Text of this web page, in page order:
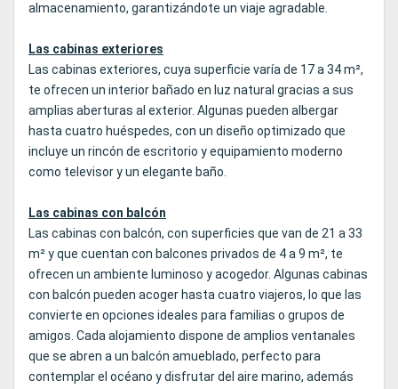
almacenamiento, garantizándote un viaje agradable.
Las cabinas exteriores
Las cabinas exteriores, cuya superficie varía de 17 a 34 m²,
te ofrecen un interior bañado en luz natural gracias a sus
amplias aberturas al exterior. Algunas pueden albergar
hasta cuatro huéspedes, con un diseño optimizado que
incluye un rincón de escritorio y equipamiento moderno
como televisor y un elegante baño.
Las cabinas con balcón
Las cabinas con balcón, con superficies que van de 21 a 33
m² y que cuentan con balcones privados de 4 a 9 m², te
ofrecen un ambiente luminoso y acogedor. Algunas cabinas
con balcón pueden acoger hasta cuatro viajeros, lo que las
convierte en opciones ideales para familias o grupos de
amigos. Cada alojamiento dispone de amplios ventanales
que se abren a un balcón amueblado, perfecto para
contemplar el océano y disfrutar del aire marino, además